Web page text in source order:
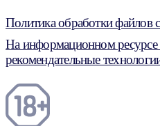
Политика обработки файлов
На информационном
рекомендательные